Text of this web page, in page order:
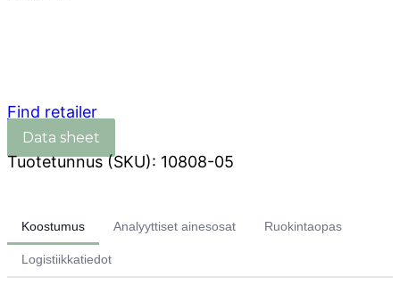
Find retailer
Tuotetunnus (SKU): 10808-05
Koostumus Analyyttiset ainesosat Ruokintaopas
Logistiikkatiedot